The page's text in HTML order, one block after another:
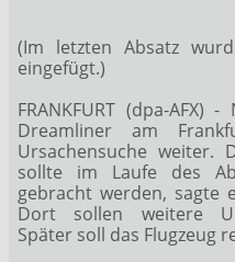
(Im letzten Absatz
eingefügt.)
FRANKFURT (dpa-
Dreamliner am
Ursachensuche weiter.
sollte im Laufe des
gebracht werden, sagte
Dort sollen weitere
Später soll das Flugzeug